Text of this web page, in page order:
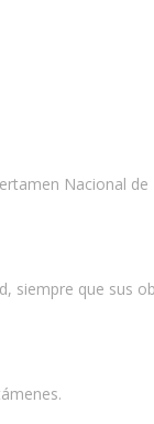
Nacional
siempre que sus